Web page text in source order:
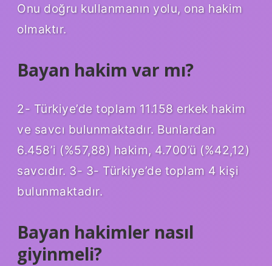
Onu doğru kullanmanın yolu, ona hakim
olmaktır.
Bayan hakim var mı?
2- Türkiye’de toplam 11.158 erkek hakim
ve savcı bulunmaktadır. Bunlardan
6.458’i (%57,88) hakim, 4.700’ü (%42,12)
savcıdır. 3- 3- Türkiye’de toplam 4 kişi
bulunmaktadır.
Bayan hakimler nasıl
giyinmeli?